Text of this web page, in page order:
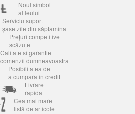
Noul simbol
al leului
Serviciu suport
șase zile din săptamina
Prețuri competitive
scăzute
Calitate si garantie
comenzii dumneavoastra
Posibilitatea de
a cumpara in credit
Livrare
rapida
Cea mai mare
listă de articole